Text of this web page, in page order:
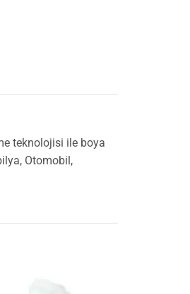
teknolojisi ile boya
Otomobil,